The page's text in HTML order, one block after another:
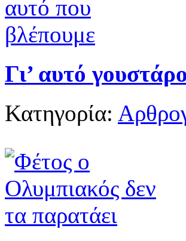
Γι’ αυτό
Κατηγορία: